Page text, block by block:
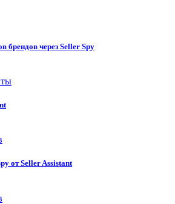
брендов через Seller Spy
от Seller Assistant